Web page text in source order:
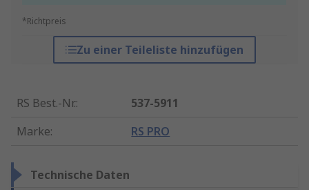
*Richtpreis
Zu einer Teileliste hinzufügen
RS Best.-Nr.:
537-5911
Marke: RS PRO
Technische Daten